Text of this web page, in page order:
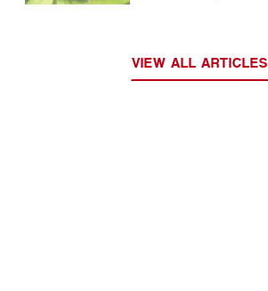
VIEW ALL ARTICLES